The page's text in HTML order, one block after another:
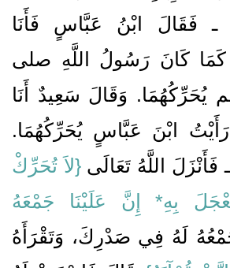
فَقَالَ ابْنُ عَبَّاسٍ فَأَنَا
كَمَا كَانَ رَسُولُ اللَّهِ صلى
يُحَرِّكُهُمَا‏.‏ وَقَالَ سَعِيدٌ أَنَا
رَأَيْتُ ابْنَ عَبَّاسٍ يُحَرِّكُهُمَا‏.‏
اللَّهُ تَعَالَى ‏{‏لاَ تُحَرِّكْ
بِهِ* إِنَّ عَلَيْنَا جَمْعَهُ
لَهُ فِي صَدْرِكَ، وَتَقْرَأَهُ